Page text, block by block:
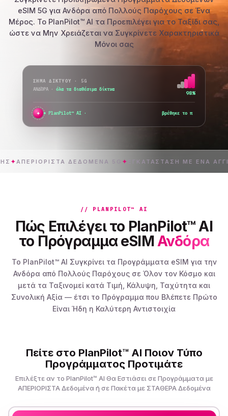
eSIM 5G για Ανδόρα από Πολλούς Παρόχους σε Ένα
Μέρος. Το PlanPilot™ AI τα Προεπιλέγει για το Ταξίδι σας,
ώστε να Μην Χρειάζεται να Συγκρίνετε Χαρακτηριστικά
Μόνοι σας
ΣΉΜΑ ΔΙΚΤΎΟΥ · 5G
ΑΝΔΌΡΑ · όλα τα διαθέσιμα δίκτυα
98%
✦ PlanPilot™ AI · βρέθηκε το πιο συμφέρον πρόγραμμα_
ΔΕΔΟΜΈΝΑ 5G✦ΕΓΚΑΤΆΣΤΑΣΗ ΜΕ ΈΝΑ ΆΓΓΙΓΜΑ ✦
// PLANPILOT™ AI
Πώς Επιλέγει το PlanPilot™ AI
το Πρόγραμμα eSIMΑνδόρα
Το PlanPilot™ AI Συγκρίνει τα Προγράμματα eSIM για την
Ανδόρα από Πολλούς Παρόχους σε Όλον τον Κόσμο και
μετά τα Ταξινομεί κατά Τιμή, Κάλυψη, Ταχύτητα και
Συνολική Αξία — έτσι το Πρόγραμμα που Βλέπετε Πρώτο
Είναι Ήδη η Καλύτερη Αντιστοιχία
Πείτε στο PlanPilot™ AI Ποιον Τύπο
Προγράμματος Προτιμάτε
Επιλέξτε αν το PlanPilot™ AI Θα Εστιάσει σε Προγράμματα με
ΑΠΕΡΙΟΡΙΣΤΑ Δεδομένα ή σε Πακέτα με ΣΤΑΘΕΡΑ Δεδομένα